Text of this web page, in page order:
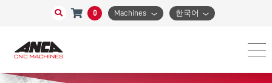
0 Machines 한국어